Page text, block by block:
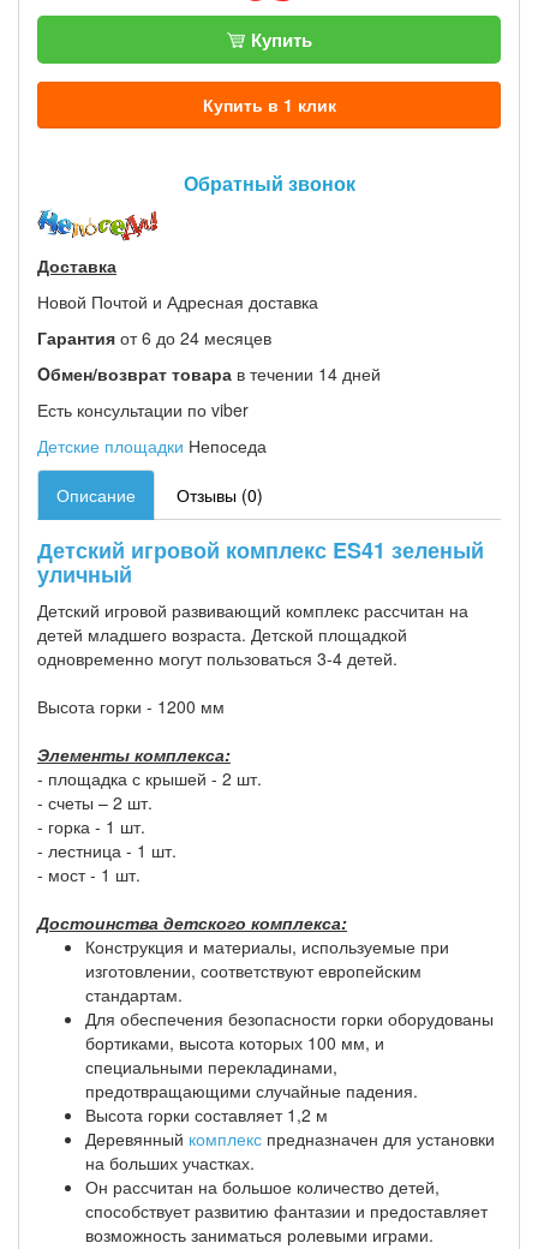
Купить
Купить в 1 клик
Обратный звонок
Доставка
Новой Почтой и Адресная доставка
Гарантия от 6 до 24 месяцев
Oбмен/возврат товара в течении 14 дней
Есть консультации по viber
Детские площадки Непоседа
Описание Отзывы (0)
Детский игровой комплекс ES41 зеленый
уличный
Детский игровой развивающий комплекс рассчитан на
детей младшего возраста. Детской площадкой
одновременно могут пользоваться 3-4 детей.
Высота горки - 1200 мм
Элементы комплекса:
- площадка с крышей - 2 шт.
- счеты – 2 шт.
- горка - 1 шт.
- лестница - 1 шт.
- мост - 1 шт.
Достоинства детского комплекса:
Конструкция и материалы, используемые при
изготовлении, соответствуют европейским
стандартам.
Для обеспечения безопасности горки оборудованы
бортиками, высота которых 100 мм, и
специальными перекладинами,
предотвращающими случайные падения.
Высота горки составляет 1,2 м
Деревянный комплекс предназначен для установки
на больших участках.
Он рассчитан на большое количество детей,
способствует развитию фантазии и предоставляет
возможность заниматься ролевыми играми.